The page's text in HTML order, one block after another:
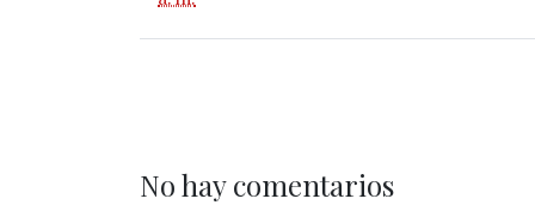
No hay comentarios